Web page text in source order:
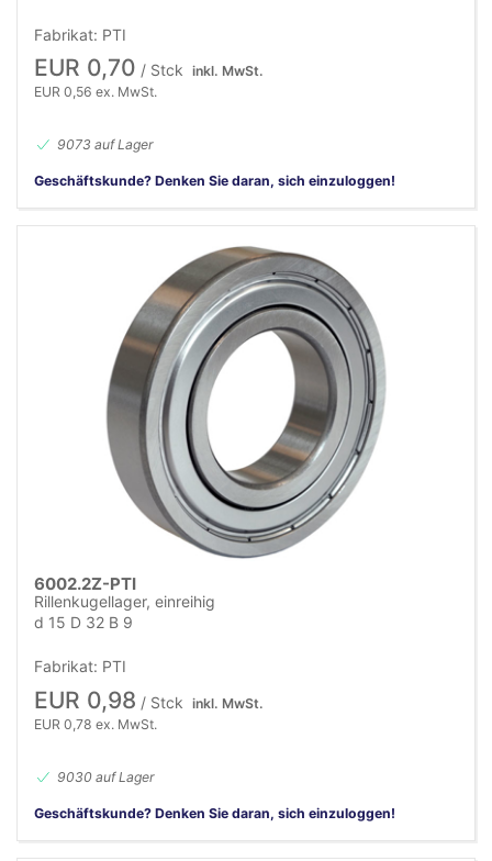
Fabrikat: PTI
EUR 0,70 / Stck inkl. MwSt.
EUR 0,56 ex. MwSt.
9073 auf Lager
Geschäftskunde? Denken Sie daran, sich einzuloggen!
6002.2Z-PTI
Rillenkugellager, einreihig
d 15 D 32 B 9
Fabrikat: PTI
EUR 0,98 / Stck inkl. MwSt.
EUR 0,78 ex. MwSt.
9030 auf Lager
Geschäftskunde? Denken Sie daran, sich einzuloggen!